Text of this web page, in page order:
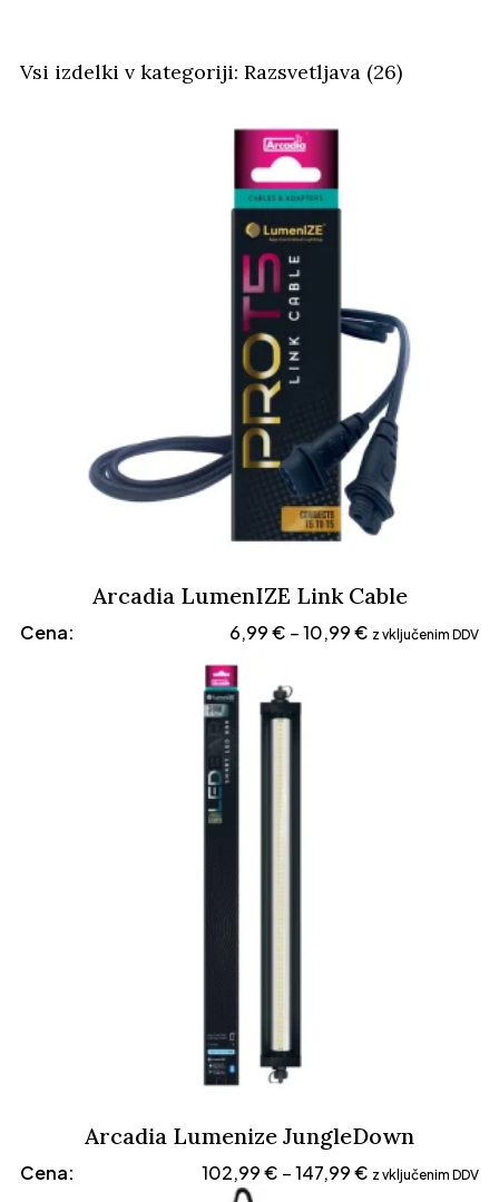
Vsi izdelki v kategoriji: Razsvetljava (26)
Arcadia LumenIZE Link Cable
Cena: 6,99€ – 10,99€ Cenovni
z vključenim DDV
Arcadia Lumenize JungleDown
Cena: 102,99€ – 147,99€ Cenovni
z vključenim DDV